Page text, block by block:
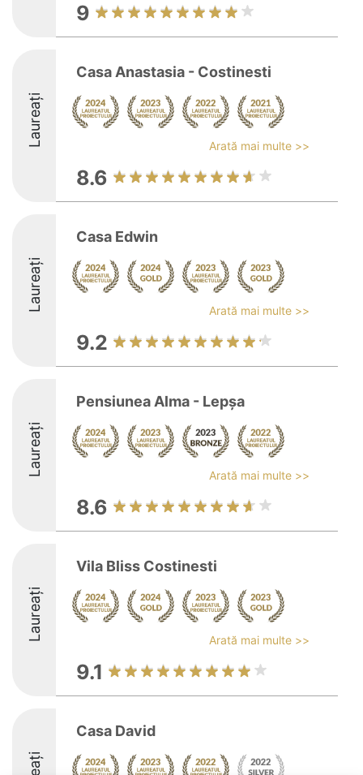
9
Laureați
Casa Anastasia - Costinesti
Arată mai multe >>
8.6
Laureați
Casa Edwin
Arată mai multe >>
9.2
Laureați
Pensiunea Alma - Lepșa
Arată mai multe >>
8.6
Laureați
Vila Bliss Costinesti
Arată mai multe >>
9.1
Casa David